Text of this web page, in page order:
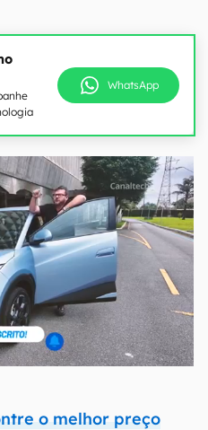
WhatsApp
o melhor preço